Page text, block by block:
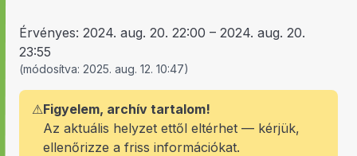
Érvényes: 2024. aug. 20. 22:00 – 2024. aug. 20.
23:55
(módosítva: 2025. aug. 12. 10:47)
⚠Figyelem, archív tartalom!
Az aktuális helyzet ettől eltérhet — kérjük,
ellenőrizze a friss információkat.